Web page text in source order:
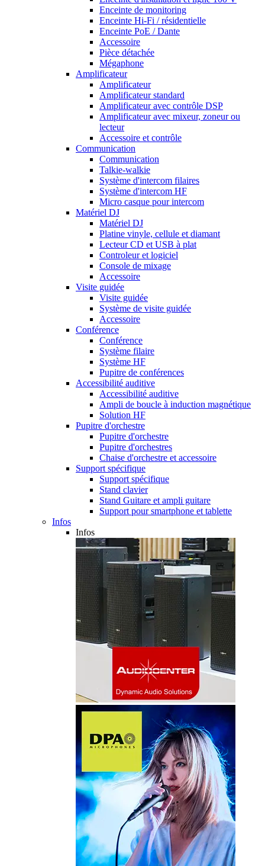
Enceinte de monitoring
Enceinte Hi-Fi / résidentielle
Enceinte PoE / Dante
Accessoire
Pièce détachée
Mégaphone
Amplificateur
Amplificateur
Amplificateur standard
Amplificateur avec contrôle DSP
Amplificateur avec mixeur, zoneur ou
lecteur
Accessoire et contrôle
Communication
Communication
Talkie-walkie
Système d'intercom filaires
Système d'intercom HF
Micro casque pour intercom
Matériel DJ
Matériel DJ
Platine vinyle, cellule et diamant
Lecteur CD et USB à plat
Controleur et logiciel
Console de mixage
Accessoire
Visite guidée
Visite guidée
Système de visite guidée
Accessoire
Conférence
Conférence
Système filaire
Système HF
Pupitre de conférences
Accessibilité auditive
Accessibilité auditive
Ampli de boucle à induction magnétique
Solution HF
Pupitre d'orchestre
Pupitre d'orchestre
Pupitre d'orchestres
Chaise d'orchestre et accessoire
Support spécifique
Support spécifique
Stand clavier
Stand Guitare et ampli guitare
Support pour smartphone et tablette
Infos
Infos